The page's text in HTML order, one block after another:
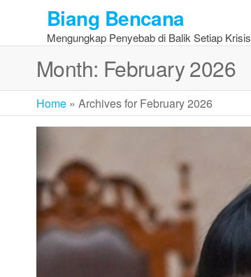
the
Biang Bencana
Mengungkap Penyebab di Balik Setiap Krisis
Month: February 2026
Home » Archives for February 2026